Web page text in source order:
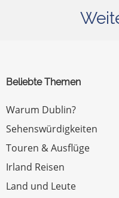
Beliebte Themen
Warum Dublin?
Sehenswürdigkeiten
Touren & Ausflüge
Irland Reisen
Land und Leute